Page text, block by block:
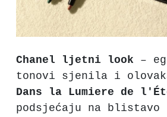
Chanel ljetni look –
tonovi sjenila i
Dans la Lumiere de
podsjećaju na blistavo